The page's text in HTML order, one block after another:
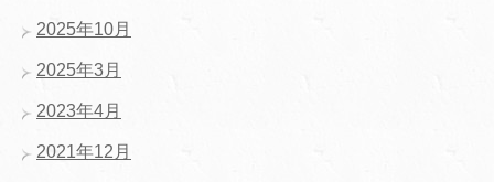
2025年10月
2025年3月
2023年4月
2021年12月